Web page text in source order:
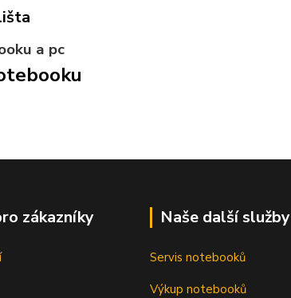
a pc
zákazníky Naše další služby
Servis notebooků
Výkup notebooků